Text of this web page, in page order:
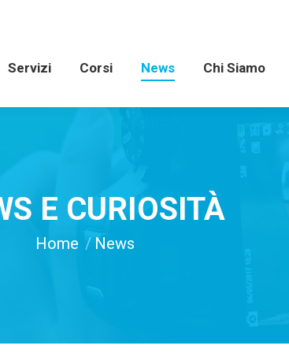
Servizi Corsi News Chi Siamo
E CURIOSITÀ
You are here:
Home
News